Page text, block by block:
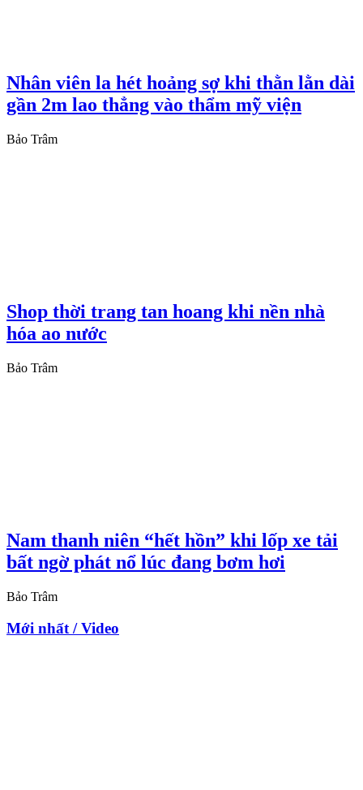
Nhân viên la hét hoảng sợ khi thằn lằn dài
gần 2m lao thẳng vào thẩm mỹ viện
Bảo Trâm
Shop thời trang tan hoang khi nền nhà
hóa ao nước
Bảo Trâm
Nam thanh niên “hết hồn” khi lốp xe tải
bất ngờ phát nổ lúc đang bơm hơi
Bảo Trâm
Mới nhất / Video